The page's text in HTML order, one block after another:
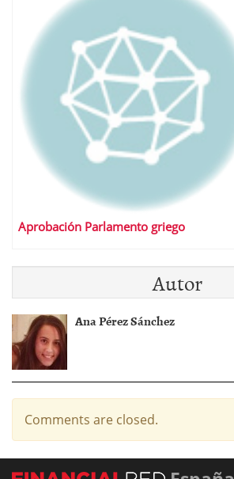
Aprobación Parlamento griego
Autor
Ana Pérez Sánchez
Comments are closed.